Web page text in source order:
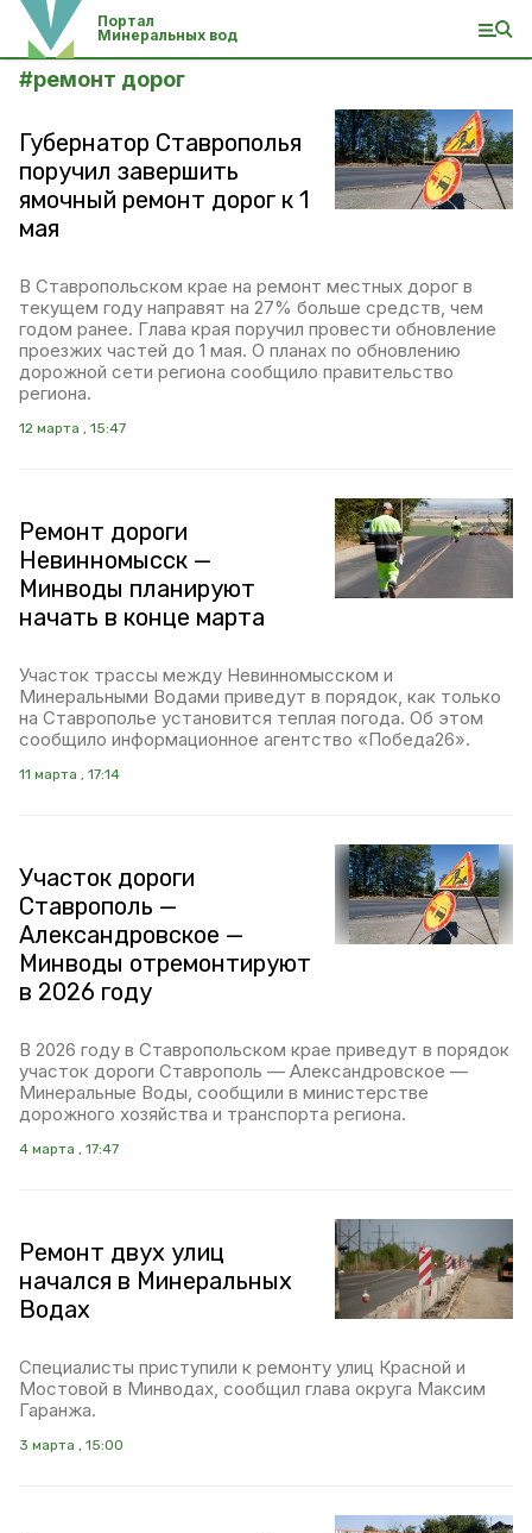
Портал
Минеральных вод
#ремонт дорог
Губернатор Ставрополья
поручил завершить
ямочный ремонт дорог к 1
мая
В Ставропольском крае на ремонт местных дорог в
текущем году направят на 27% больше средств, чем
годом ранее. Глава края поручил провести обновление
проезжих частей до 1 мая. О планах по обновлению
дорожной сети региона сообщило правительство
региона.
12 марта , 15:47
Ремонт дороги
Невинномысск —
Минводы планируют
начать в конце марта
Участок трассы между Невинномысском и
Минеральными Водами приведут в порядок, как только
на Ставрополье установится теплая погода. Об этом
сообщило информационное агентство «Победа26».
11 марта , 17:14
Участок дороги
Ставрополь —
Александровское —
Минводы отремонтируют
в 2026 году
В 2026 году в Ставропольском крае приведут в порядок
участок дороги Ставрополь — Александровское —
Минеральные Воды, сообщили в министерстве
дорожного хозяйства и транспорта региона.
4 марта , 17:47
Ремонт двух улиц
начался в Минеральных
Водах
Специалисты приступили к ремонту улиц Красной и
Мостовой в Минводах, сообщил глава округа Максим
Гаранжа.
3 марта , 15:00